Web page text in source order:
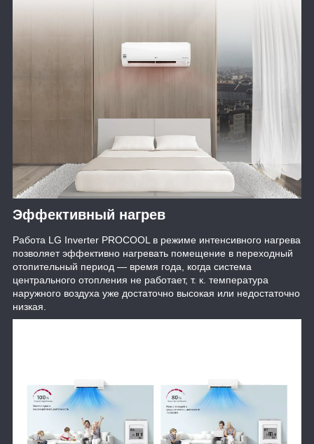
Эффективный нагрев
Работа LG Inverter PROCOOL в режиме интенсивного нагрева
позволяет эффективно нагревать помещение в переходный
отопительный период — время года, когда система
центрального отопления не работает, т. к. температура
наружного воздуха уже достаточно высокая или недостаточно
низкая.